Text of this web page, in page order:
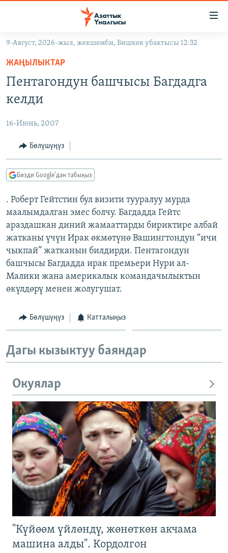
Навигацияга
өтүңүз
Издөөгө
салыңыз
ЭКОНОМИКА
МАДАНИЯТ
БОРБОР АЗИЯ
АТАЙЫН ИЛИКТӨӨ
ТВ ПРОГРАММАЛАР
ЭКСПЕРТТЕР ТАЛДАЙТ
БИЗ ЖАНА ДҮЙНӨ
ЭЖЕ-СИҢДИЛЕР
ЫҢГАЙСЫЗ СУРООЛОР
ӨЗГӨЧӨ ПИКИР
Русский
ОНЛАЙН ШЕРИНЕ
9-Август, 2026-жыл, жекшемби, Бишкек убактысы 12:32
ЖАҢЫЛЫКТАР
Пентагондун башчысы Багдадга
келди
16-Июнь, 2007
Бөлүшүңүз
Бизди Google'дан табыңыз
. Роберт Гейтстин бул визити тууралуу мурда
маалымдалган эмес болчу. Багдадда Гейтс
араздашкан диний жамааттарды бириктире албай
жатканы үчүн Ирак өкмөтүнө Вашингтондун “ичи
чыкпай” жатканын билдирди. Пентагондун
башчысы Багдадда ирак премьери Нури ал-
Малики жана америкалык командачылыктын
өкүлдөрү менен жолугушат.
Бөлүшүңүз Катталыңыз
Дагы кызыктуу баяндар
Окуялар
"Күйөөм үйлөндү, жөнөткөн акчама
машина алды". Кордолгон